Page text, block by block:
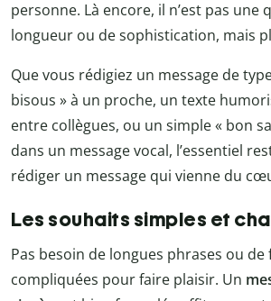
personne. Là encore, il n’est pas une
longueur ou de sophistication, mais
Que vous rédigiez un message de
bisous » à un proche, un texte
entre collègues, ou un simple « bon
dans un message vocal, l’essentiel
rédiger un message qui vienne du
Les souhaits simples et
Pas besoin de longues phrases ou de
compliquées pour faire plaisir. Un